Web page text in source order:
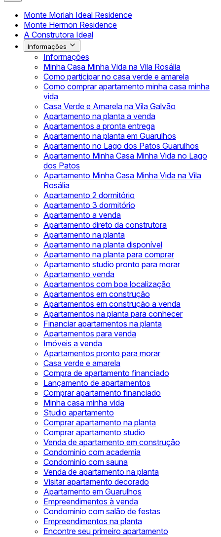
Monte Moriah Ideal Residence
Monte Hermon Residence
A Construtora Ideal
Informações
Informações
Minha Casa Minha Vida na Vila Rosália
Como participar no casa verde e amarela
Como comprar apartamento minha casa minha
vida
Casa Verde e Amarela na Vila Galvão
Apartamento na planta a venda
Apartamentos a pronta entrega
Apartamento na planta em Guarulhos
Apartamento no Lago dos Patos Guarulhos
Apartamento Minha Casa Minha Vida no Lago
dos Patos
Apartamento Minha Casa Minha Vida na Vila
Rosália
Apartamento 2 dormitório
Apartamento 3 dormitório
Apartamento a venda
Apartamento direto da construtora
Apartamento na planta
Apartamento na planta disponível
Apartamento na planta para comprar
Apartamento studio pronto para morar
Apartamento venda
Apartamentos com boa localização
Apartamentos em construção
Apartamentos em construção a venda
Apartamentos na planta para conhecer
Financiar apartamentos na planta
Apartamentos para venda
Imóveis a venda
Apartamentos pronto para morar
Casa verde e amarela
Compra de apartamento financiado
Lançamento de apartamentos
Comprar apartamento financiado
Minha casa minha vida
Studio apartamento
Comprar apartamento na planta
Comprar apartamento studio
Venda de apartamento em construção
Condominio com academia
Condominio com sauna
Venda de apartamento na planta
Visitar apartamento decorado
Apartamento em Guarulhos
Empreendimentos à venda
Condominio com salão de festas
Empreendimentos na planta
Encontre seu primeiro apartamento